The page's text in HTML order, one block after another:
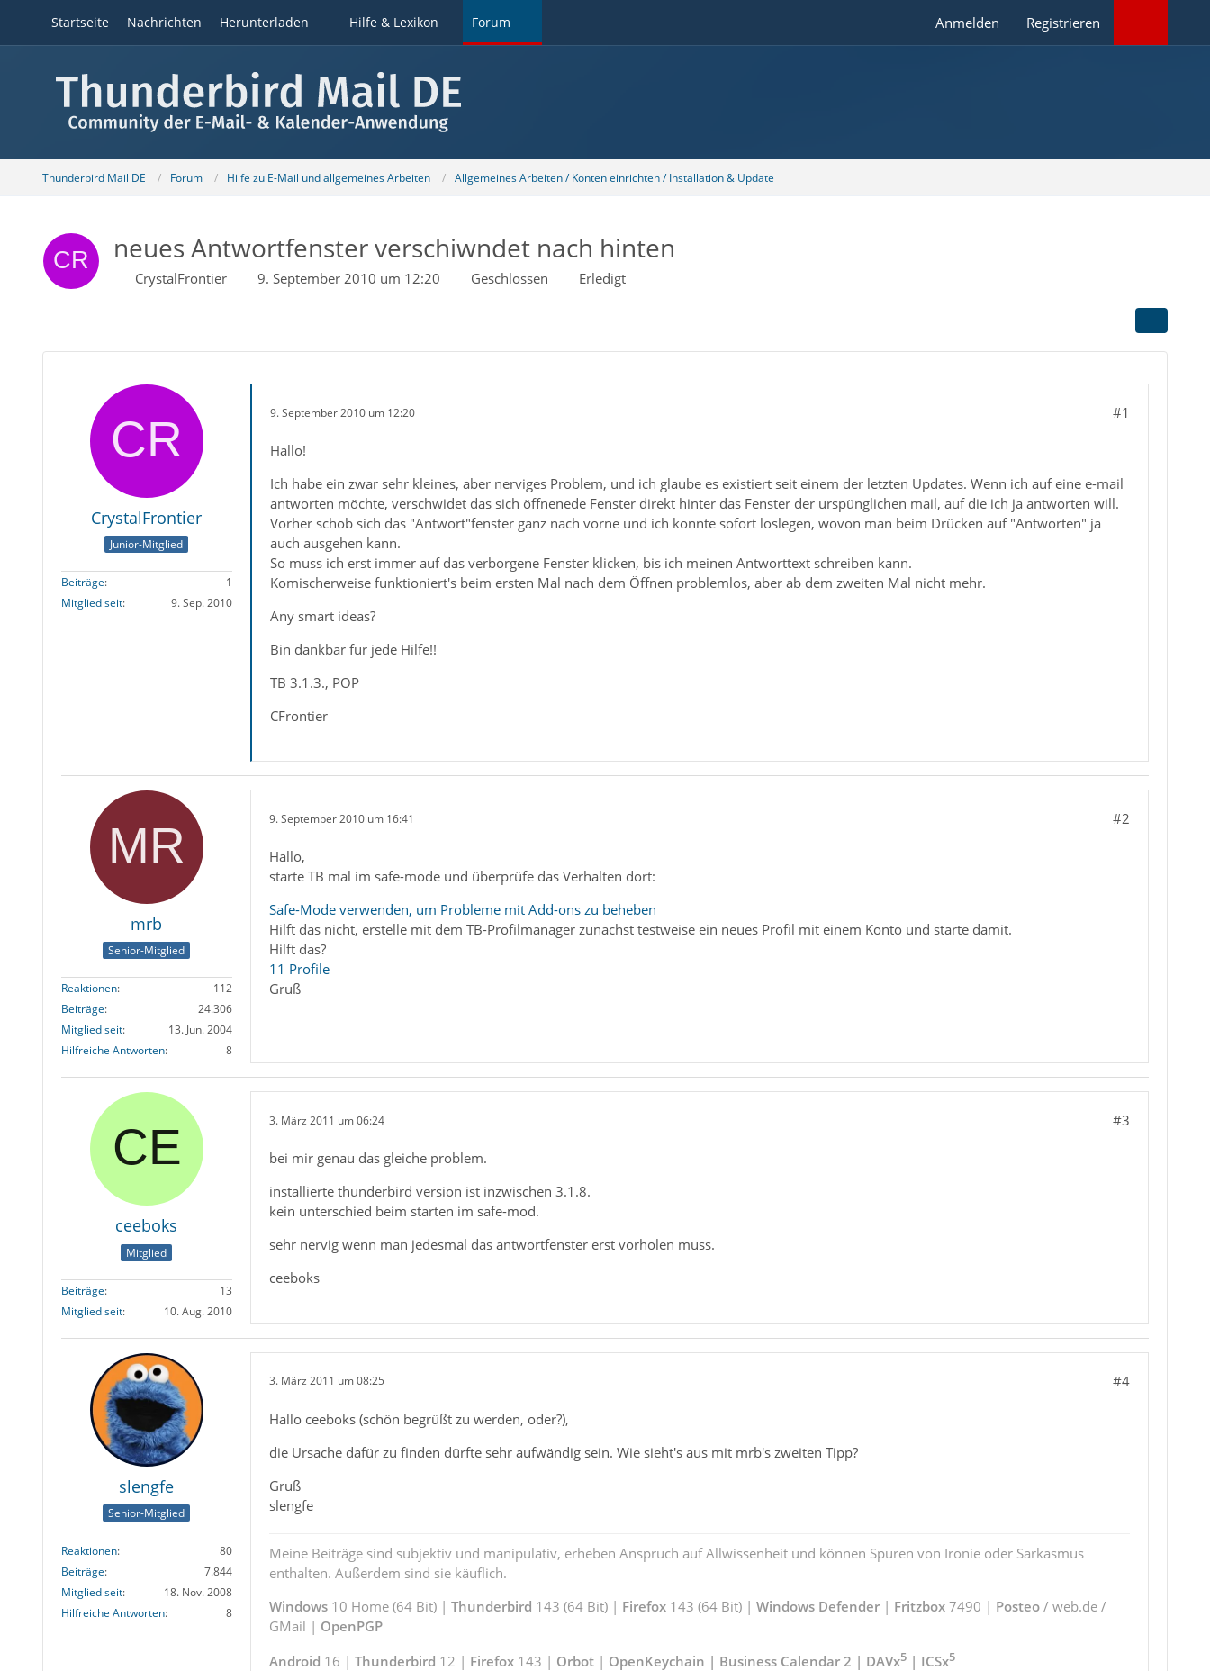
Startseite Nachrichten Herunterladen Hilfe & Lexikon Forum Anmelden Registrieren
Thunderbird Mail DE Forum Hilfe zu E-Mail und allgemeines Arbeiten Allgemeines Arbeiten / Konten einrichten / Installation & Update
neues Antwortfenster verschiwndet nach hinten
CrystalFrontier 9. September 2010 um 12:20 Geschlossen Erledigt
CrystalFrontier
Junior-Mitglied
Beiträge
1
Mitglied seit
9. Sep. 2010
9. September 2010 um 12:20 #1
Hallo!
Ich habe ein zwar sehr kleines, aber nerviges Problem, und ich glaube es existiert seit einem der letzten Updates. Wenn ich auf eine e-mail
antworten möchte, verschwidet das sich öffnenede Fenster direkt hinter das Fenster der urspünglichen mail, auf die ich ja antworten will.
Vorher schob sich das "Antwort"fenster ganz nach vorne und ich konnte sofort loslegen, wovon man beim Drücken auf "Antworten" ja
auch ausgehen kann.
So muss ich erst immer auf das verborgene Fenster klicken, bis ich meinen Antworttext schreiben kann.
Komischerweise funktioniert's beim ersten Mal nach dem Öffnen problemlos, aber ab dem zweiten Mal nicht mehr.
Any smart ideas?
Bin dankbar für jede Hilfe!!
TB 3.1.3., POP
CFrontier
mrb
Senior-Mitglied
Reaktionen
112
Beiträge
24.306
Mitglied seit
13. Jun. 2004
Hilfreiche Antworten
8
9. September 2010 um 16:41 #2
Hallo,
starte TB mal im safe-mode und überprüfe das Verhalten dort:
Safe-Mode verwenden, um Probleme mit Add-ons zu beheben
Hilft das nicht, erstelle mit dem TB-Profilmanager zunächst testweise ein neues Profil mit einem Konto und starte damit.
Hilft das?
11 Profile
Gruß
ceeboks
Mitglied
Beiträge
13
Mitglied seit
10. Aug. 2010
3. März 2011 um 06:24 #3
bei mir genau das gleiche problem.
installierte thunderbird version ist inzwischen 3.1.8.
kein unterschied beim starten im safe-mod.
sehr nervig wenn man jedesmal das antwortfenster erst vorholen muss.
ceeboks
slengfe
Senior-Mitglied
Reaktionen
80
Beiträge
7.844
Mitglied seit
18. Nov. 2008
Hilfreiche Antworten
8
3. März 2011 um 08:25 #4
Hallo ceeboks (schön begrüßt zu werden, oder?),
die Ursache dafür zu finden dürfte sehr aufwändig sein. Wie sieht's aus mit mrb's zweiten Tipp?
Gruß
slengfe
Meine Beiträge sind subjektiv und manipulativ, erheben Anspruch auf Allwissenheit und können Spuren von Ironie oder Sarkasmus
enthalten. Außerdem sind sie käuflich.
Windows10 Home (64 Bit) | Thunderbird 143 (64 Bit) | Firefox143 (64 Bit) | Windows Defender| Fritzbox7490 | Posteo/ web.de /
GMail | OpenPGP
Android 16 | Thunderbird 12 | Firefox143 | Orbot| OpenKeychain | Business Calendar 2 | DAVx5| ICSx5